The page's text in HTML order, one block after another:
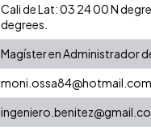
Cali de Lat: 03 24 00 N
degrees.
Magíster en Administrador
moni.ossa84@hotmail.com